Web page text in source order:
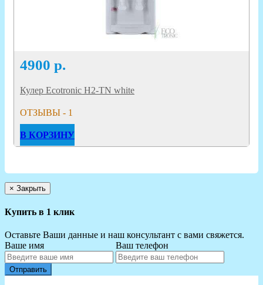
4900 р.
Кулер Ecotronic H2-TN white
ОТЗЫВЫ - 1
В КОРЗИНУ
× Закрыть
Купить в 1 клик
Оставьте Ваши данные и наш консультант с вами свяжется.
Ваше имя
Ваш телефон
Отправить